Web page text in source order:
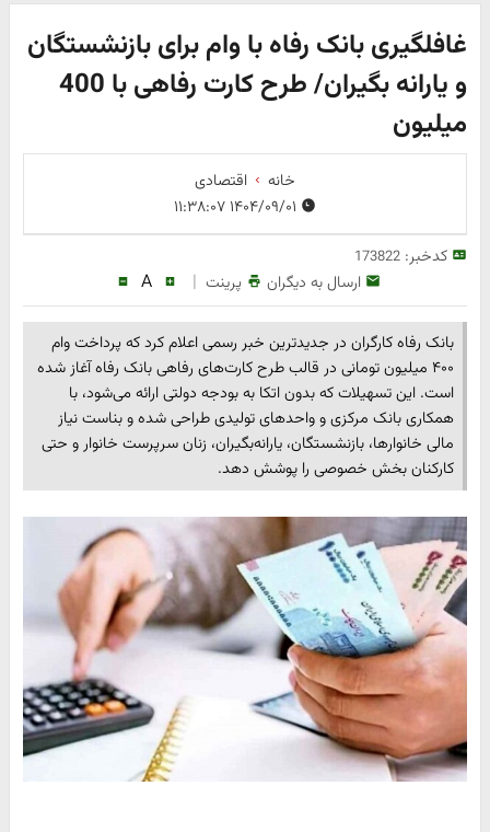
غافلگیری بانک رفاه با وام برای بازنشستگان
و یارانه بگیران/ طرح کارت رفاهی با 400
میلیون
خانه
اقتصادی
کدخبر:173822
ارسال به دیگران پرینت |
A
بانک رفاه کارگران در جدیدترین خبر رسمی اعلام کرد که پرداخت وام
۴۰۰ میلیون تومانی در قالب طرح کارت‌های رفاهی بانک رفاه آغاز شده
است. این تسهیلات که بدون اتکا به بودجه دولتی ارائه می‌شود، با
همکاری بانک مرکزی و واحدهای تولیدی طراحی شده و بناست نیاز
مالی خانوارها، بازنشستگان، یارانه‌بگیران، زنان سرپرست خانوار و حتی
کارکنان بخش خصوصی را پوشش دهد.